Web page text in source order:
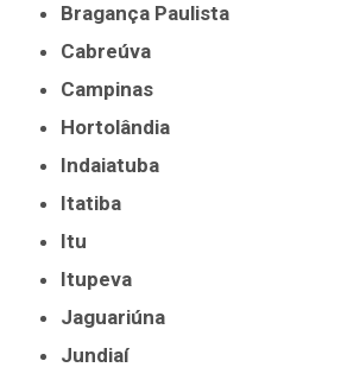
Bragança Paulista
Cabreúva
Campinas
Hortolândia
Indaiatuba
Itatiba
Itu
Itupeva
Jaguariúna
Jundiaí